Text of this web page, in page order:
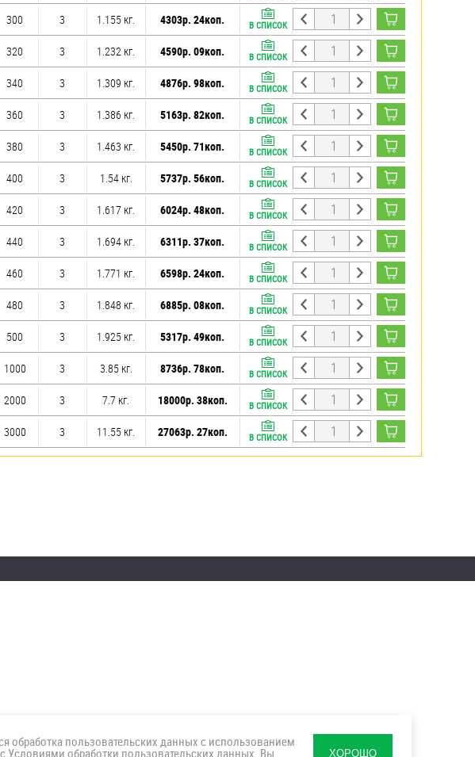
300 3 1.155 кг. 4303р. 24коп. В СПИСОК
320 3 1.232 кг. 4590р. 09коп. В СПИСОК
340 3 1.309 кг. 4876р. 98коп. В СПИСОК
360 3 1.386 кг. 5163р. 82коп. В СПИСОК
380 3 1.463 кг. 5450р. 71коп. В СПИСОК
400 3 1.54 кг. 5737р. 56коп. В СПИСОК
420 3 1.617 кг. 6024р. 48коп. В СПИСОК
440 3 1.694 кг. 6311р. 37коп. В СПИСОК
460 3 1.771 кг. 6598р. 24коп. В СПИСОК
480 3 1.848 кг. 6885р. 08коп. В СПИСОК
500 3 1.925 кг. 5317р. 49коп. В СПИСОК
1000 3 3.85 кг. 8736р. 78коп. В СПИСОК
2000 3 7.7 кг. 18000р. 38коп. В СПИСОК
3000 3 11.55 кг. 27063р. 27коп. В СПИСОК
обработка пользовательских данных с использованием
Условиями обработки пользовательских данных . Вы ХОРОШО